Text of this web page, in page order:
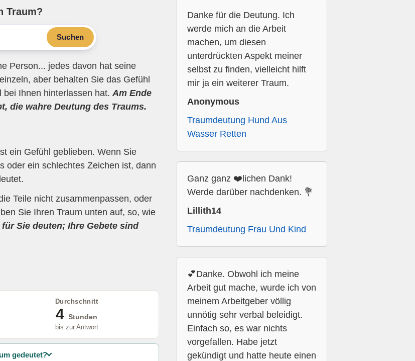
Traum?
Suchen
Person... jedes davon hat seine
aber behalten Sie das Gefühl
Ihnen hinterlassen hat. Am Ende
die wahre Deutung des Traums.
ein Gefühl geblieben. Wenn Sie
oder ein schlechtes Zeichen ist, dann
Teile nicht zusammenpassen, oder
Sie Ihren Traum unten auf, so, wie
Sie deuten; Ihre Gebete sind
Durchschnitt
4 Stunden
bis zur Antwort
gedeutet?
Danke für die Deutung. Ich
werde mich an die Arbeit
machen, um diesen
unterdrückten Aspekt meiner
selbst zu finden, vielleicht hilft
mir ja ein weiterer Traum.
Anonymous
Traumdeutung Hund Aus
Wasser Retten
Ganz ganz ❤️lichen Dank!
Werde darüber nachdenken. 💐
Lillith14
Traumdeutung Frau Und Kind
💕Danke. Obwohl ich meine
Arbeit gut mache, wurde ich von
meinem Arbeitgeber völlig
unnötig sehr verbal beleidigt.
Einfach so, es war nichts
vorgefallen. Habe jetzt
gekündigt und hatte heute einen